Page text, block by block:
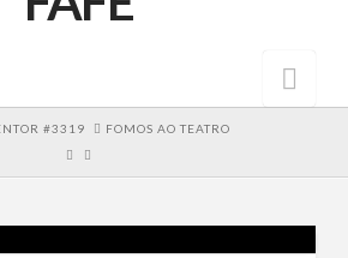
#3319 FOMOS AO TEATRO